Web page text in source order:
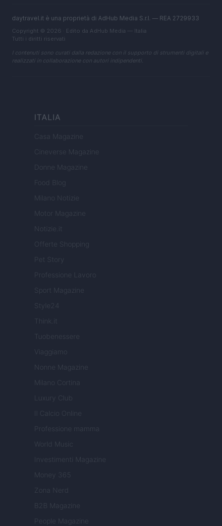
daytravel.it è una proprietà di AdHub Media S.r.l. — REA 2729933
Copyright © 2026 · Edito da AdHub Media — Italia
Tutti i diritti riservati
I contenuti sono curati dalla redazione con il supporto di strumenti digitali e
realizzati in collaborazione con autori indipendenti.
ITALIA
Casa Magazine
Cineverse Magazine
Donne Magazine
Food Blog
Milano Notizie
Motor Magazine
Notizie.it
Offerte Shopping
Pet Story
Professione Lavoro
Sport Magazine
Style24
Think.it
Tuobenessere
Viaggiamo
Nonne Magazine
Milano Cortina
Luxury Club
Il Calcio Online
Professione mamma
World Music
Investimenti Magazine
Money 365
Zona Nerd
B2B Magazine
People Magazine